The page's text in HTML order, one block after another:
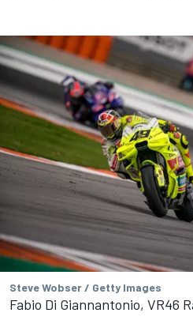
Steve Wobser / Getty Images
Fabio Di Giannantonio, VR46